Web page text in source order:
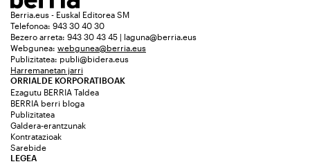
Berria.eus - Euskal Editorea SM
Telefonoa: 943 30 40 30
Bezero arreta: 943 30 43 45 | laguna@berria.eus
Webgunea: webgunea@berria.eus
Publizitatea: publi@bidera.eus
Harremanetan jarri
ORRIALDE KORPORATIBOAK
Ezagutu BERRIA Taldea
BERRIA berri bloga
Publizitatea
Galdera-erantzunak
Kontratazioak
Sarebide
LEGEA